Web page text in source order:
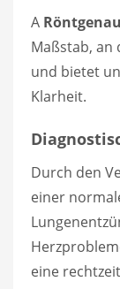
A
Maßstab, an
und bietet
Klarheit.
Durch den
einer
eine